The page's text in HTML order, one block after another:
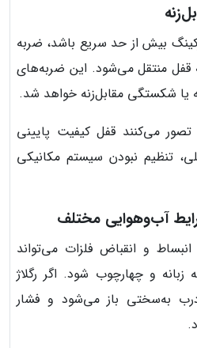
بیش از حد سریع باشد، ضربه
قفل منتقل می‌شود. این ضربه‌های
یا شکستگی مقابل‌زنه خواهد شد.
می‌کنند قفل کیفیت پایینی
تنظیم نبودن سیستم مکانیکی
و انقباض فلزات می‌تواند
و چهارچوب شود. اگر رگلاژ
به‌سختی باز می‌شود و فشار